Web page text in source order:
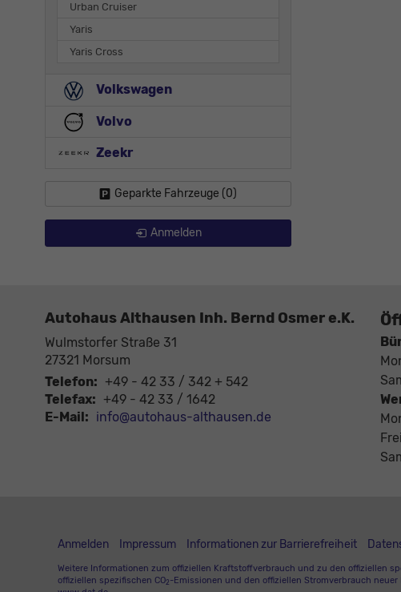
Urban Cruiser
Yaris
Yaris Cross
Volkswagen
Volvo
Zeekr
Geparkte Fahrzeuge (0)
Anmelden
Autohaus Althausen Inh. Bernd Osmer e.K.
Wulmstorfer Straße 31
27321 Morsum
Telefon: +49 - 42 33 / 342 + 542
Telefax: +49 - 42 33 / 1642
E-Mail: info@autohaus-althausen.de
Anmelden Impressum Informationen zur Barrierefreiheit
Weitere Informationen zum offiziellen Kraftstoffverbrauch und zu den offiziellen
offiziellen spezifischen CO2 -Emissionen und den offiziellen Stromverbrauch